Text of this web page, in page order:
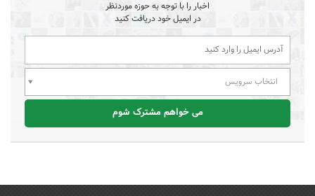
اخبار را با توجه به حوزه موردنظر
در ایمیل خود دریافت کنید
انتخاب سرویس
می خواهم مشترک شوم